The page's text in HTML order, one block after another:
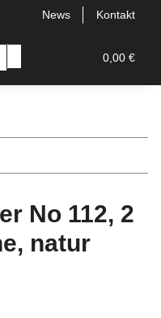
News Kontakt
0,00 €
No 112, 2
natur